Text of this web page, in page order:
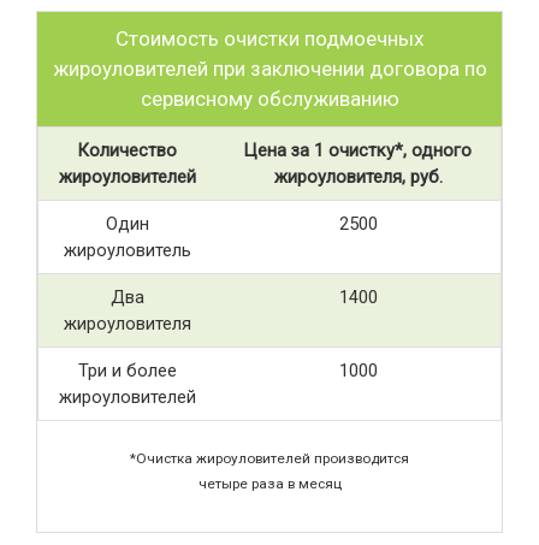
Стоимость очистки подмоечных
жироуловителей при заключении договора по
сервисному обслуживанию
Количество
жироуловителей
Цена за 1 очистку*, одного
жироуловителя, руб.
Один
жироуловитель
2500
Два
жироуловителя
1400
Три и более
жироуловителей
1000
*Очистка жироуловителей производится
четыре раза в месяц